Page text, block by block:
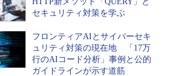
セキュリティ対策を学ぶ
フロンティアAIとサイバーセキ
ュリティ対策の現在地 「17万
行のAIコード分析」事例と公的
ガイドラインが示す道筋